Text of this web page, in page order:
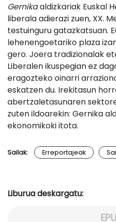
Gernikaaldizkariak Euskal
liberala adierazi zuen, XX.
testuinguru gatazkatsuan.
lehenengoetariko plaza
gero. Joera tradizionalak
Liberalen ikuspegian ez
eragozteko oinarri
eskatzen du. Irekitasun
abertzaletasunaren
zuten ildoarekin: Gernika
ekonomikoki itota.
Sailak: Erreportajeak
Liburua deskargatu: